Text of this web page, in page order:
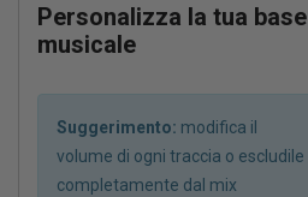
Personalizza la tua base
musicale
Suggerimento: modifica il
volume di ogni traccia o escludile
completamente dal mix